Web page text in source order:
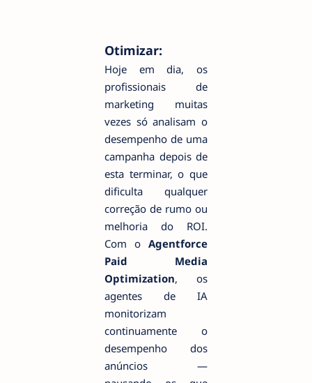
Otimizar:
Hoje em dia, os
profissionais de
marketing muitas
vezes só analisam o
desempenho de uma
campanha depois de
esta terminar, o que
dificulta qualquer
correção de rumo ou
melhoria do ROI.
Com o Agentforce
Paid Media
Optimization, os
agentes de IA
monitorizam
continuamente o
desempenho dos
anúncios —